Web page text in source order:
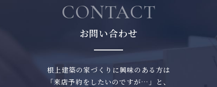
CONTACT
お問い合わせ
根上建築の家づくりに興味のある方は
「来店予約をしたいのですが…」と、